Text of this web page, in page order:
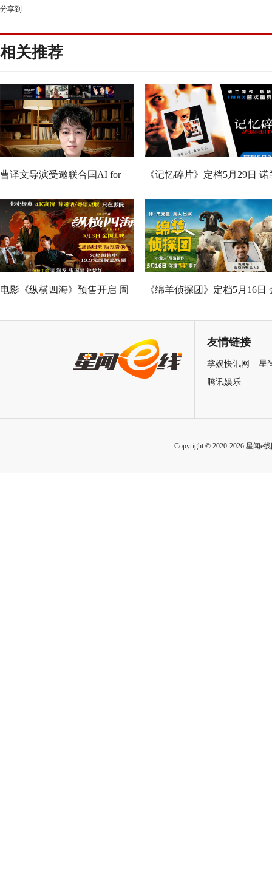
分享到
相关推荐
曹译文导演受邀联合国AI for
Good全球峰会 以AI影像传递向
善力量
《记忆碎片》定档5月29日 诺
神作IMAX首次量身定制
电影《纵横四海》预售开启 周 《绵羊侦探团》定档5月16日
友情链接
掌娱快讯网
星
腾讯娱乐
Copyright © 2020-2026 星闻e